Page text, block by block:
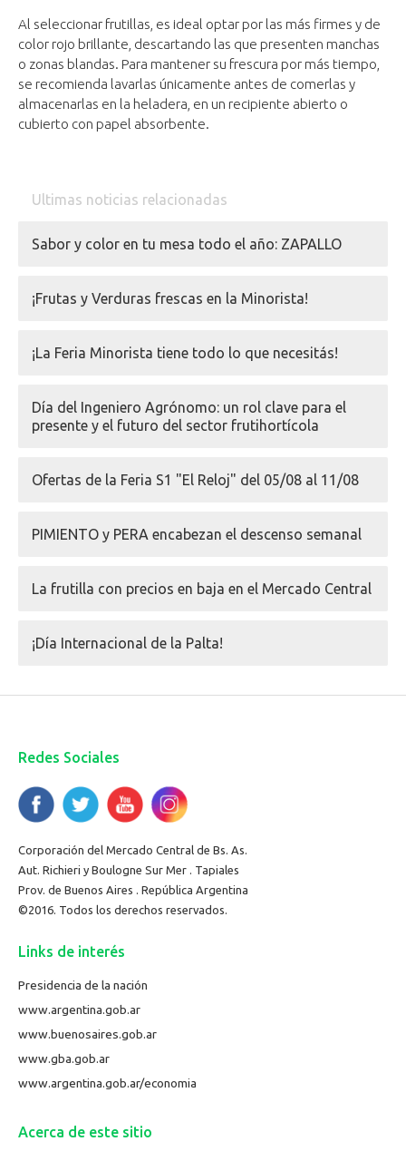
Al seleccionar frutillas, es ideal optar por las más firmes y de
color rojo brillante, descartando las que presenten manchas
o zonas blandas. Para mantener su frescura por más tiempo,
se recomienda lavarlas únicamente antes de comerlas y
almacenarlas en la heladera, en un recipiente abierto o
cubierto con papel absorbente.
Ultimas noticias relacionadas
Sabor y color en tu mesa todo el año: ZAPALLO
¡Frutas y Verduras frescas en la Minorista!
¡La Feria Minorista tiene todo lo que necesitás!
Día del Ingeniero Agrónomo: un rol clave para el
presente y el futuro del sector frutihortícola
Ofertas de la Feria S1 "El Reloj" del 05/08 al 11/08
PIMIENTO y PERA encabezan el descenso semanal
La frutilla con precios en baja en el Mercado Central
¡Día Internacional de la Palta!
Redes Sociales
Corporación del Mercado Central de Bs. As.
Aut. Richieri y Boulogne Sur Mer . Tapiales
Prov. de Buenos Aires . República Argentina
©2016. Todos los derechos reservados.
Links de interés
Presidencia de la nación
www.argentina.gob.ar
www.buenosaires.gob.ar
www.gba.gob.ar
www.argentina.gob.ar/economia
Acerca de este sitio